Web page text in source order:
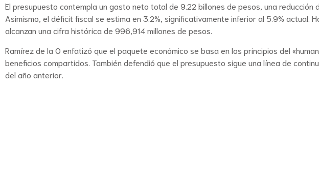
El presupuesto contempla un gasto neto total de 9.22 billones de pesos, una reducción
Asimismo, el déficit fiscal se estima en 3.2%, significativamente inferior al 5.9% actual.
alcanzan una cifra histórica de 996,914 millones de pesos.
Ramírez de la O enfatizó que el paquete económico se basa en los principios del
beneficios compartidos. También defendió que el presupuesto sigue una línea de
del año anterior.